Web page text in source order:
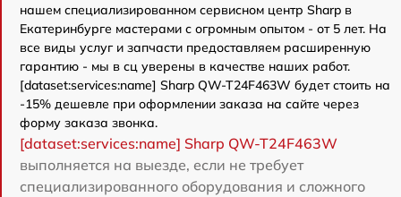
нашем специализированном сервисном центр Sharp в
Екатеринбурге мастерами с огромным опытом - от 5 лет. На
все виды услуг и запчасти предоставляем расширенную
гарантию - мы в сц уверены в качестве наших работ.
[dataset:services:name] Sharp QW-T24F463W будет стоить на
-15% дешевле при оформлении заказа на сайте через
форму заказа звонка.
[dataset:services:name] Sharp QW-T24F463W
выполняется на выезде, если не требует
специализированного оборудования и сложного